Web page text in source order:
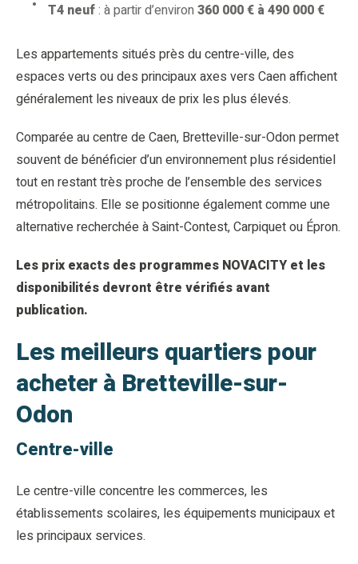
T4 neuf: à partir d’environ 360 000 € à 490 000 €
Les appartements situés près du centre-ville, des
espaces verts ou des principaux axes vers Caen affichent
généralement les niveaux de prix les plus élevés.
Comparée au centre de Caen, Bretteville-sur-Odon permet
souvent de bénéficier d’un environnement plus résidentiel
tout en restant très proche de l’ensemble des services
métropolitains. Elle se positionne également comme une
alternative recherchée à Saint-Contest, Carpiquet ou Épron.
Les prix exacts des programmes NOVACITY et les
disponibilités devront être vérifiés avant
publication.
Les meilleurs quartiers pour
acheter à Bretteville-sur-
Odon
Centre-ville
Le centre-ville concentre les commerces, les
établissements scolaires, les équipements municipaux et
les principaux services.